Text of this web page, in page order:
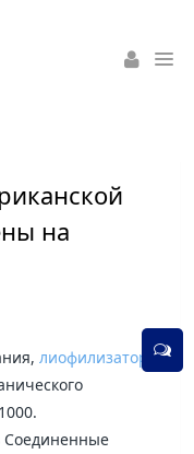
на
лиофилизаторы
Соединенные